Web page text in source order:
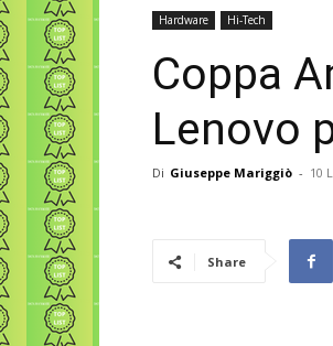
Hardware Hi-Tech
Coppa
Lenovo
Di Giuseppe Mariggiò - 10
Share